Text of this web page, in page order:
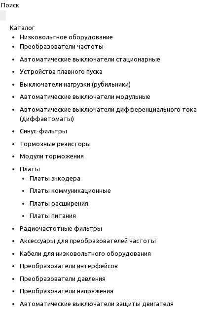
Каталог
Низковольтное оборудование
Преобразователи частоты
Автоматические выключатели стационарные
Устройства плавного пуска
Выключатели нагрузки (рубильники)
Автоматические выключатели модульные
Автоматические выключатели дифференциального тока
(диффавтоматы)
Синус-фильтры
Тормозные резисторы
Модули торможения
Платы
Платы энкодера
Платы коммуникационные
Платы расширения
Платы питания
Радиочастотные фильтры
Аксессуары для преобразователей частоты
Кабели для низковольтного оборудования
Преобразователи интерфейсов
Преобразователи давления
Преобразователи напряжения
Автоматические выключатели защиты двигателя